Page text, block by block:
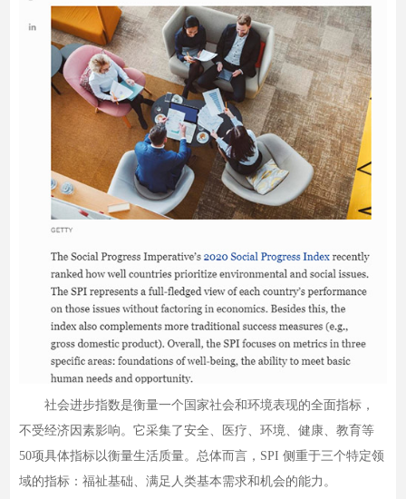
社会进步指数是衡量一个国家社会和环境表现的全面指标，
不受经济因素影响。它采集了安全、医疗、环境、健康、教育等
50项具体指标以衡量生活质量。总体而言，SPI 侧重于三个特定领
域的指标：福祉基础、满足人类基本需求和机会的能力。